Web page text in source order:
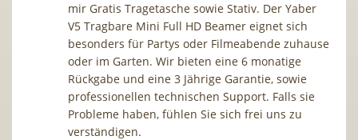
mir Gratis Tragetasche sowie Stativ. Der Yaber
V5 Tragbare Mini Full HD Beamer eignet sich
besonders für Partys oder Filmeabende zuhause
oder im Garten. Wir bieten eine 6 monatige
Rückgabe und eine 3 Jährige Garantie, sowie
professionellen technischen Support. Falls sie
Probleme haben, fühlen Sie sich frei uns zu
verständigen.